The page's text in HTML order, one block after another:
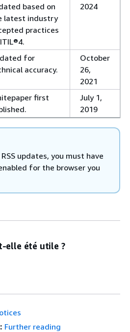
based on
latest industry
practices
2024
for
accuracy.
October
26,
2021
first
July 1,
2019
updates, you must have
for the browser you
elle été utile ?
Further reading